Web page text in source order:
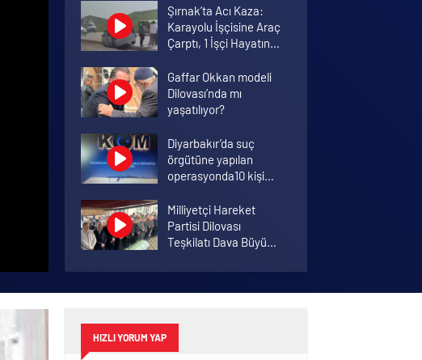
Milyona Yakın Hap Ele
Geçirildi
Şırnak’ta Acı Kaza:
Karayolu İşçisine Araç
Çarptı, 1 İşçi Hayatını
Gaffar Okkan modeli
Dilovası’nda mı
yaşatılıyor?
Diyarbakır’da suç
örgütüne yapılan
operasyonda10 kişi
Milliyetçi Hareket
Partisi Dilovası
Teşkilatı Dava Büyüğü
Yolculuğuna Uğurladı
Diyarbakır’da kayıp
kadının cansız bedeni
HIZLI YORUM YAP